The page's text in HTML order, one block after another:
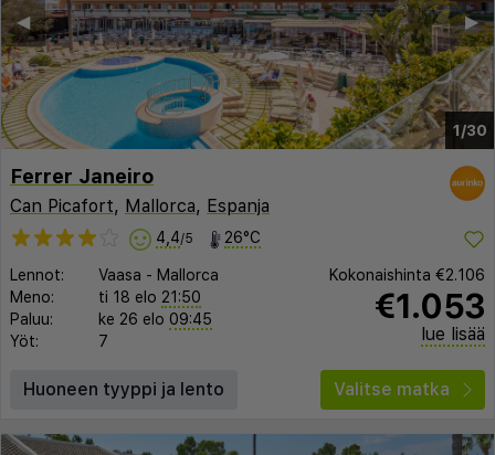
1/30
▶︎
◀︎
Ferrer Janeiro
Can Picafort, Mallorca, Espanja
4,4/5 26°C
Lennot: Vaasa - Mallorca
Meno:
ti 18 elo 21:50
Paluu:
ke 26 elo 09:45
Yöt:
7
Kokonaishinta €2.106
€1.053
lue lisää
Huoneen tyyppi ja lento Valitse matka